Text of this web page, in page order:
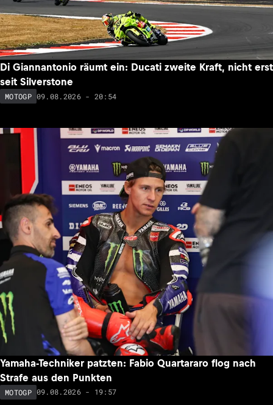
Di Giannantonio räumt ein: Ducati zweite Kraft, nicht erst
seit Silverstone
MOTOGP 09.08.2026 - 20:54
Yamaha-Techniker patzten: Fabio Quartararo flog nach
Strafe aus den Punkten
MOTOGP 09.08.2026 - 19:57